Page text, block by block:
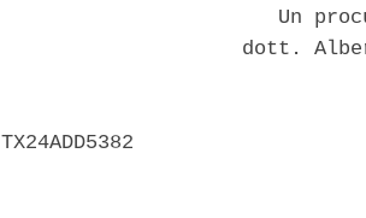
Un
dott.